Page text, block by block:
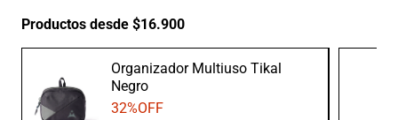
Productos desde $16.900
Organizador Multiuso Tikal
Negro
32%OFF